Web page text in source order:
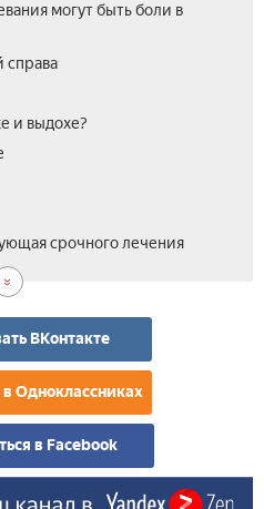
могут быть боли в
справа
и выдохе?
срочного лечения
ВКонтакте
Одноклассниках
в Facebook